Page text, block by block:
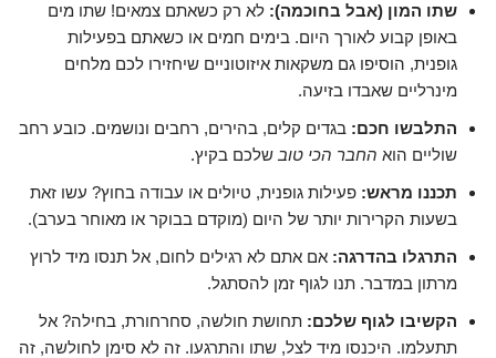
שתו המון (אבל בחוכמה): לא רק כשאתם צמאים! שתו מים
באופן קבוע לאורך היום. בימים חמים או כשאתם בפעילות
גופנית, הוסיפו גם משקאות איזוטוניים שיחזירו לכם מלחים
מינרליים שאבדו בזיעה.
התלבשו חכם: בגדים קלים, בהירים, רחבים ונושמים. כובע רחב
שוליים הוא החבר הכי טוב שלכם בקיץ.
תכננו מראש: פעילות גופנית, טיולים או עבודה בחוץ? עשו זאת
בשעות הקרירות יותר של היום (מוקדם בבוקר או מאוחר בערב).
התרגלו בהדרגה: אם אתם לא רגילים לחום, אל תנסו מיד לרוץ
מרתון במדבר. תנו לגוף זמן להסתגל.
הקשיבו לגוף שלכם: תחושת חולשה, סחרחורת, בחילה? אל
תתעלמו. היכנסו מיד לצל, שתו והתרגעו. זה לא סימן לחולשה, זה